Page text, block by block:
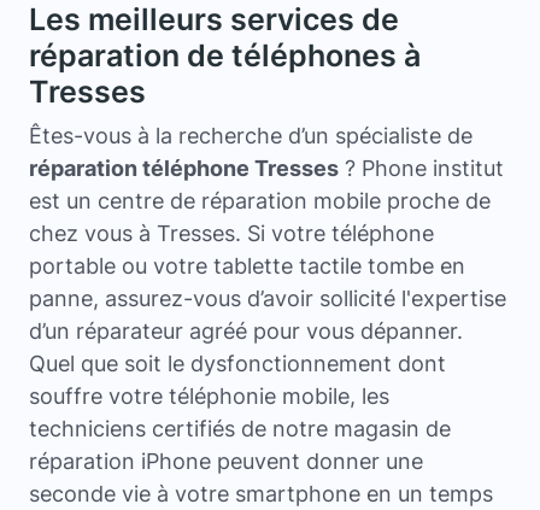
Les meilleurs services de
réparation de téléphones à
Tresses
Êtes-vous à la recherche d’un spécialiste de
réparation téléphone Tresses ? Phone institut
est un centre de réparation mobile proche de
chez vous à Tresses. Si votre téléphone
portable ou votre tablette tactile tombe en
panne, assurez-vous d’avoir sollicité l'expertise
d’un réparateur agréé pour vous dépanner.
Quel que soit le dysfonctionnement dont
souffre votre téléphonie mobile, les
techniciens certifiés de notre magasin de
réparation iPhone peuvent donner une
seconde vie à votre smartphone en un temps